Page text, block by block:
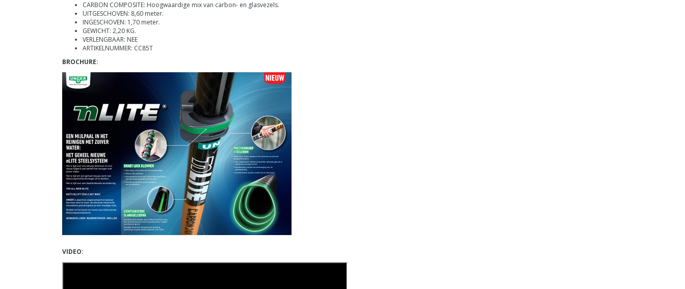
CARBON COMPOSITE: Hoogwaardige mix van carbon- en glasvezels.
UITGESCHOVEN: 8,60 meter.
INGESCHOVEN: 1,70 meter.
GEWICHT: 2,20 KG.
VERLENGBAAR: NEE
ARTIKELNUMMER: CC85T
BROCHURE:
VIDEO: